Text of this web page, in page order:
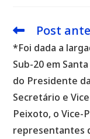
Leia
artigos
Post
*Foi dada a
Sub-20 em
do Presidente
Secretário e
Peixoto, o Vice-
representantes